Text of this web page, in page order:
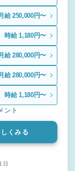
給 250,000円〜
時給 1,180円〜
給 280,000円〜
給 280,000円〜
時給 1,180円〜
ント
くみる
日